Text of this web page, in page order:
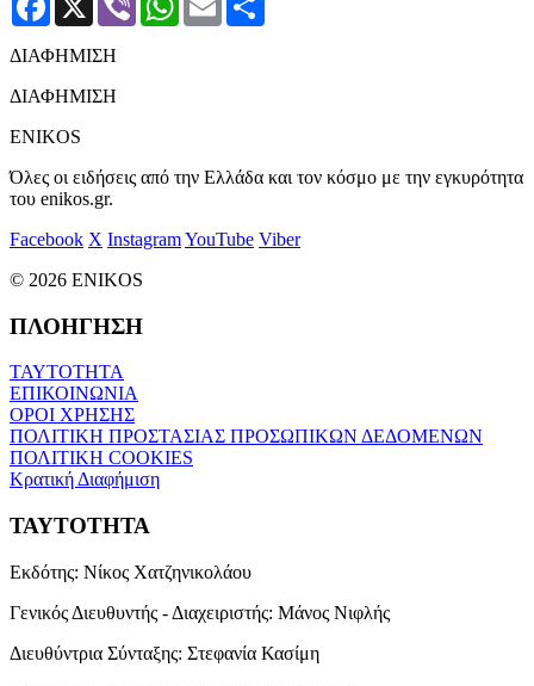
ΔΙΑΦΗΜΙΣΗ
ΔΙΑΦΗΜΙΣΗ
ENIKOS
Όλες οι ειδήσεις από την Ελλάδα και τον κόσμο με την εγκυρότητα
του enikos.gr.
Facebook X InstagramYouTube Viber
© 2026 ENIKOS
ΠΛΟΗΓΗΣΗ
ΤΑΥΤΟΤΗΤΑ
ΕΠΙΚΟΙΝΩΝΙΑ
ΟΡΟΙ ΧΡΗΣΗΣ
ΠΟΛΙΤΙΚΗ ΠΡΟΣΤΑΣΙΑΣ ΠΡΟΣΩΠΙΚΩΝ ΔΕΔΟΜΕΝΩΝ
ΠΟΛΙΤΙΚΗ COOKIES
Κρατική Διαφήμιση
ΤΑΥΤΟΤΗΤΑ
Εκδότης: Νίκος Χατζηνικολάου
Γενικός Διευθυντής - Διαχειριστής: Μάνος Νιφλής
Διευθύντρια Σύνταξης: Στεφανία Κασίμη